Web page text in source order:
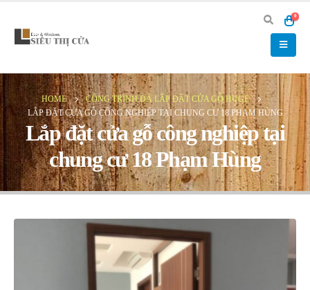
0
HOME
CÔNG TRÌNH ĐÃ LẮP ĐẶT CỬA GỖ HUGE
LẮP ĐẶT CỬA GỖ CÔNG NGHIỆP TẠI CHUNG CƯ 18 PHẠM HÙNG
Lắp đặt cửa gỗ công nghiệp tại
chung cư 18 Phạm Hùng